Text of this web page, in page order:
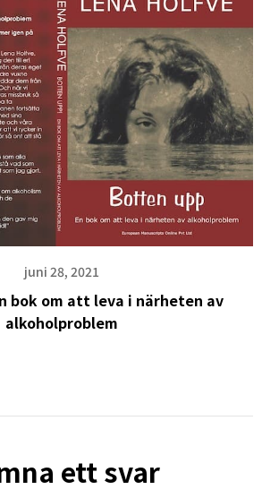
juni 28, 2021
bok om att leva i närheten av
alkoholproblem
ett svar